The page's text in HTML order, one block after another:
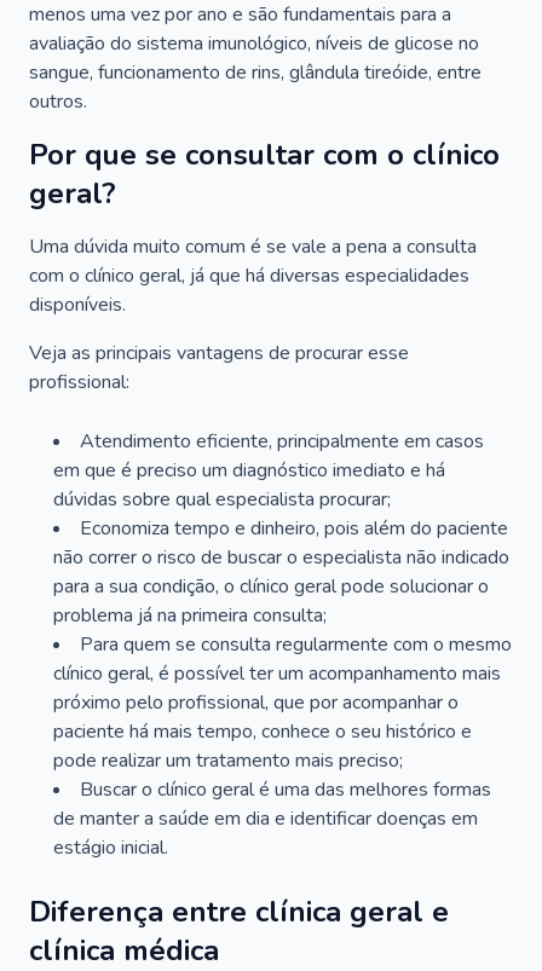
menos uma vez por ano e são fundamentais para a
avaliação do sistema imunológico, níveis de glicose no
sangue, funcionamento de rins, glândula tireóide, entre
outros.
Por que se consultar com o clínico
geral?
Uma dúvida muito comum é se vale a pena a consulta
com o clínico geral, já que há diversas especialidades
disponíveis.
Veja as principais vantagens de procurar esse
profissional:
Atendimento eficiente, principalmente em casos
em que é preciso um diagnóstico imediato e há
dúvidas sobre qual especialista procurar;
Economiza tempo e dinheiro, pois além do paciente
não correr o risco de buscar o especialista não indicado
para a sua condição, o clínico geral pode solucionar o
problema já na primeira consulta;
Para quem se consulta regularmente com o mesmo
clínico geral, é possível ter um acompanhamento mais
próximo pelo profissional, que por acompanhar o
paciente há mais tempo, conhece o seu histórico e
pode realizar um tratamento mais preciso;
Buscar o clínico geral é uma das melhores formas
de manter a saúde em dia e identificar doenças em
estágio inicial.
Diferença entre clínica geral e
clínica médica